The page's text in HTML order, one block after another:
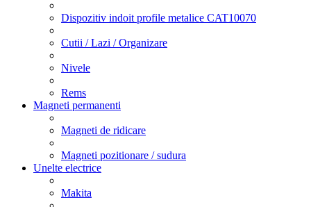
Dispozitiv indoit profile metalice CAT10070
Cutii / Lazi / Organizare
Nivele
Rems
Magneti permanenti
Magneti de ridicare
Magneti pozitionare / sudura
Unelte electrice
Makita